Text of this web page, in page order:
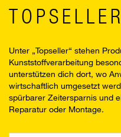
TOPSELLER
Unter „Topseller“ stehen
Kunststoffverarbeitung
unterstützen dich dort, wo
wirtschaftlich umgesetzt
spürbarer Zeitersparnis und
Reparatur oder Montage.